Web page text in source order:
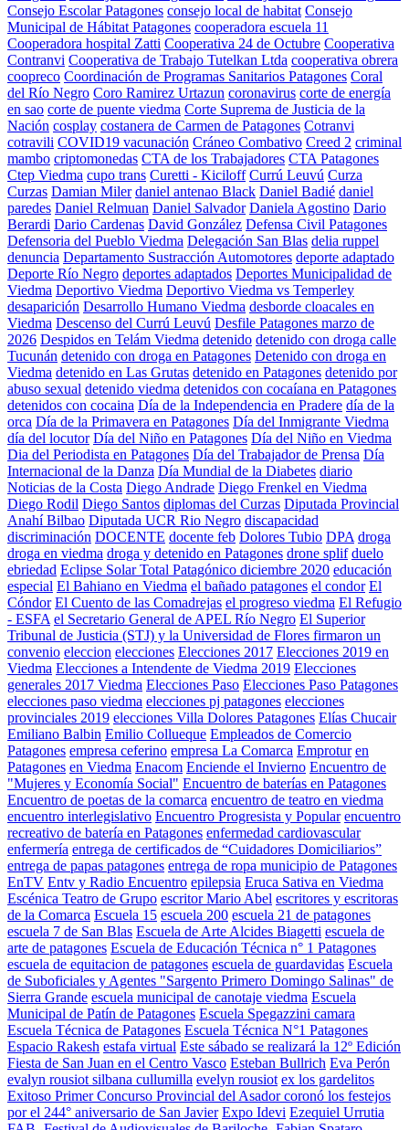
Consejo Escolar Patagones consejo local de habitat Consejo
Municipal de Hábitat Patagones cooperadora escuela 11
Cooperadora hospital Zatti Cooperativa 24 de Octubre Cooperativa
Contranvi Cooperativa de Trabajo Tutelkan Ltda cooperativa obrera
coopreco Coordinación de Programas Sanitarios Patagones Coral
del Río Negro Coro Ramirez Urtazun coronavirus corte de energía
en sao corte de puente viedma Corte Suprema de Justicia de la
Nación cosplay costanera de Carmen de Patagones Cotranvi
cotravili COVID19 vacunación Cráneo Combativo Creed 2 criminal
mambo criptomonedas CTA de los Trabajadores CTA Patagones
Ctep Viedma cupo trans Curetti - Kiciloff Currú Leuvú Curza
Curzas Damian Miler daniel antenao Black Daniel Badié daniel
paredes Daniel Relmuan Daniel Salvador Daniela Agostino Dario
Berardi Dario Cardenas David González Defensa Civil Patagones
Defensoria del Pueblo Viedma Delegación San Blas delia ruppel
denuncia Departamento Sustracción Automotores deporte adaptado
Deporte Río Negro deportes adaptados Deportes Municipalidad de
Viedma Deportivo Viedma Deportivo Viedma vs Temperley
desaparición Desarrollo Humano Viedma desborde cloacales en
Viedma Descenso del Currú Leuvú Desfile Patagones marzo de
2026 Despidos en Telám Viedma detenido detenido con droga calle
Tucunán detenido con droga en Patagones Detenido con droga en
Viedma detenido en Las Grutas detenido en Patagones detenido por
abuso sexual detenido viedma detenidos con cocaíana en Patagones
detenidos con cocaina Día de la Independencia en Pradere día de la
orca Día de la Primavera en Patagones Día del Inmigrante Viedma
día del locutor Día del Niño en Patagones Día del Niño en Viedma
Dia del Periodista en Patagones Día del Trabajador de Prensa Día
Internacional de la Danza Día Mundial de la Diabetes diario
Noticias de la Costa Diego Andrade Diego Frenkel en Viedma
Diego Rodil Diego Santos diplomas del Curzas Diputada Provincial
Anahí Bilbao Diputada UCR Rio Negro discapacidad
discriminación DOCENTE docente feb Dolores Tubio DPA droga
droga en viedma droga y detenido en Patagones drone splif duelo
ebriedad Eclipse Solar Total Patagónico diciembre 2020 educación
especial El Bahiano en Viedma el bañado patagones el condor El
Cóndor El Cuento de las Comadrejas el progreso viedma El Refugio
- ESFA el Secretario General de APEL Río Negro El Superior
Tribunal de Justicia (STJ) y la Universidad de Flores firmaron un
convenio eleccion elecciones Elecciones 2017 Elecciones 2019 en
Viedma Elecciones a Intendente de Viedma 2019 Elecciones
generales 2017 Viedma Elecciones Paso Elecciones Paso Patagones
elecciones paso viedma elecciones pj patagones elecciones
provinciales 2019 elecciones Villa Dolores Patagones Elías Chucair
Emiliano Balbin Emilio Collueque Empleados de Comercio
Patagones empresa ceferino empresa La Comarca Emprotur en
Patagones en Viedma Enacom Enciende el Invierno Encuentro de
"Mujeres y Economía Social" Encuentro de baterías en Patagones
Encuentro de poetas de la comarca encuentro de teatro en viedma
encuentro interlegislativo Encuentro Progresista y Popular encuentro
recreativo de batería en Patagones enfermedad cardiovascular
enfermería entrega de certificados de “Cuidadores Domiciliarios”
entrega de papas patagones entrega de ropa municipio de Patagones
EnTV Entv y Radio Encuentro epilepsia Eruca Sativa en Viedma
Escénica Teatro de Grupo escritor Mario Abel escritores y escritoras
de la Comarca Escuela 15 escuela 200 escuela 21 de patagones
escuela 7 de San Blas Escuela de Arte Alcides Biagetti escuela de
arte de patagones Escuela de Educación Técnica n° 1 Patagones
escuela de equitacion de patagones escuela de guardavidas Escuela
de Suboficiales y Agentes "Sargento Primero Domingo Salinas" de
Sierra Grande escuela municipal de canotaje viedma Escuela
Municipal de Patín de Patagones Escuela Spegazzini camara
Escuela Técnica de Patagones Escuela Técnica N°1 Patagones
Espacio Rakesh estafa virtual Este sábado se realizará la 12º Edición
Fiesta de San Juan en el Centro Vasco Esteban Bullrich Eva Perón
evalyn rousiot silbana cullumilla evelyn rousiot ex los gardelitos
Exitoso Primer Concurso Provincial del Asador coronó los festejos
por el 244° aniversario de San Javier Expo Idevi Ezequiel Urrutia